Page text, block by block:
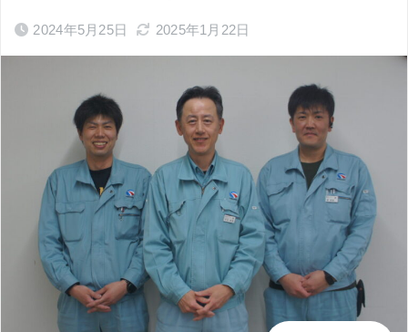
2024年5月25日 2025年1月22日